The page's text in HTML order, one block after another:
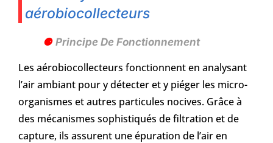
aérobiocollecteurs
Principe De Fonctionnement
Les aérobiocollecteurs fonctionnent en analysant
l’air ambiant pour y détecter et y piéger les micro-
organismes et autres particules nocives. Grâce à
des mécanismes sophistiqués de filtration et de
capture, ils assurent une épuration de l’air en